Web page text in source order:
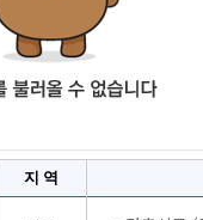
지 역